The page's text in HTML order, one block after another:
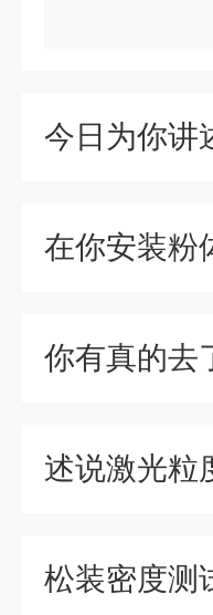
今日为你讲
你有真的去
述说激光粒